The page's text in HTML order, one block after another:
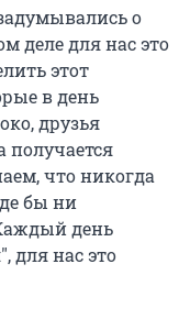
о
деле для нас это
этот
в день
друзья
получается
что никогда
бы ни
день
для нас это